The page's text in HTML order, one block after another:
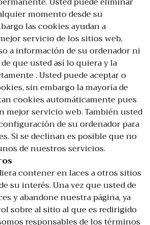
momento desde su
las cookies ayudan a
servicio de los sitios web,
a información de su ordenador ni
que usted así lo quiera y la
. Usted puede aceptar o
sin embargo la mayoría de
cookies automáticamente pues
mejor servicio web. También usted
de su ordenador para
Si se declinan es posible que no
de nuestros servicios.
contener en laces a otros sitios
su interés. Una vez que usted de
y abandone nuestra página, ya
sobre al sitio al que es redirigido
responsables de lostérminos